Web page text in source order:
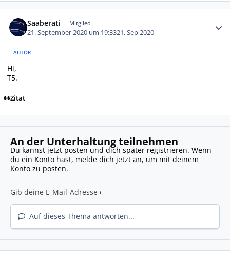
Saaberati Mitglied
21. September 2020 um 19:3321. Sep 2020
AUTOR
Hi,
T5.
Zitat
An der Unterhaltung teilnehmen
Du kannst jetzt posten und dich später registrieren. Wenn
du ein Konto hast, melde dich jetzt an, um mit deinem
Konto zu posten.
Auf dieses Thema antworten...